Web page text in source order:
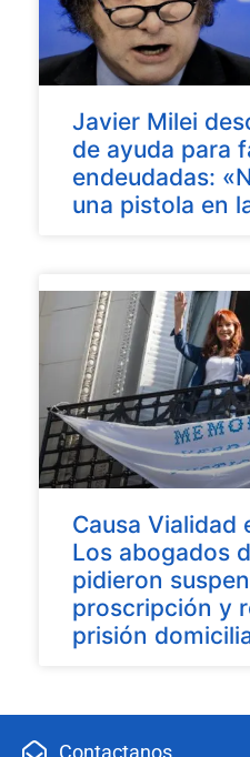
Javier Milei
de ayuda para
endeudadas:
una pistola en
Causa Vialidad
Los abogados
pidieron
proscripción y
prisión
Contactanos